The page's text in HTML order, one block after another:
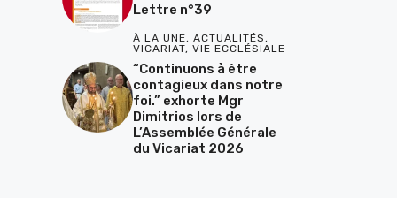
Lettre n°39
À LA UNE, ACTUALITÉS,
VICARIAT, VIE ECCLÉSIALE
“Continuons à être
contagieux dans notre
foi.” exhorte Mgr
Dimitrios lors de
L’Assemblée Générale
du Vicariat 2026